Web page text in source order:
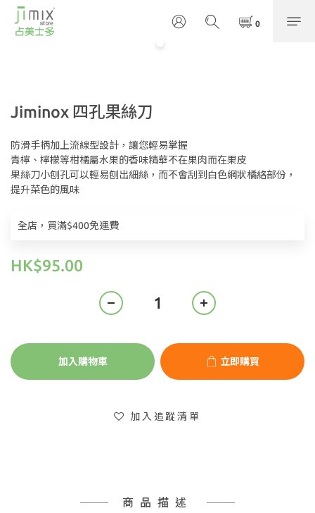
Jiminox 四孔果絲刀
防滑手柄加上流線型設計，讓您輕易掌握
青檸、檸檬等柑橘屬水果的香味精華不在果肉而在果皮
果絲刀小刨孔可以輕易刨出細絲，而不會刮到白色網狀橘絡部份，
提升菜色的風味
全店，買滿$400免運費
HK$95.00
加入購物車 立即購買
加入追蹤清單
商品描述